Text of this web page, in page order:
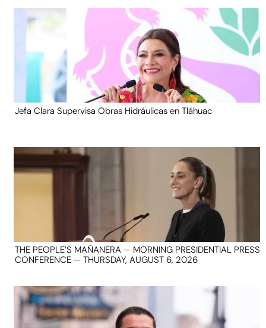
Jefa Clara Supervisa Obras Hidráulicas en Tláhuac
THE PEOPLE’S MAÑANERA — MORNING PRESIDENTIAL PRESS
CONFERENCE — THURSDAY, AUGUST 6, 2026